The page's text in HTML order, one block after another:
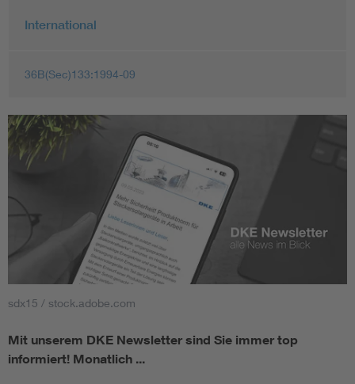
International
36B(Sec)133:1994-09
sdx15 / stock.adobe.com
Mit unserem DKE Newsletter sind Sie immer top
informiert! Monatlich ...